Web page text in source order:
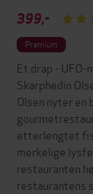
399,-
Premium
Et drap -
Skarphedin
Olsen nyter en
etterlengtet
merkelige
restauranten
restaurantens